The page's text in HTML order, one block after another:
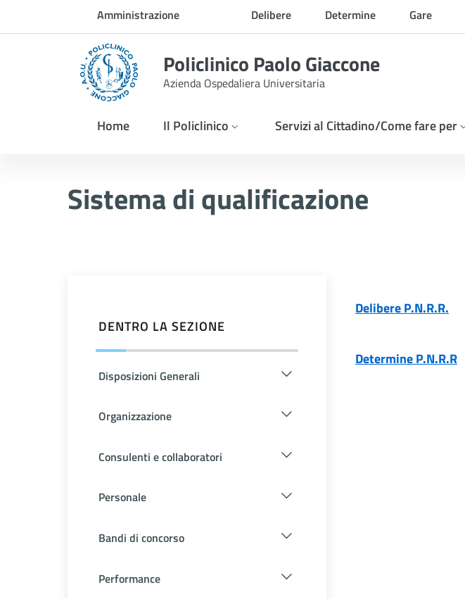
Skip to Main ContentAmministrazione
trasparente
Delibere Determine Gare
Policlinico Paolo Giaccone
Azienda Ospedaliera Universitaria
Home Il Policlinico Servizi al Cittadino/Come fare per
Sistema di qualificazione
DENTRO LA SEZIONE
Disposizioni Generali
Organizzazione
Consulenti e collaboratori
Personale
Bandi di concorso
Performance
Delibere P.N.R.R.
Determine P.N.R.R